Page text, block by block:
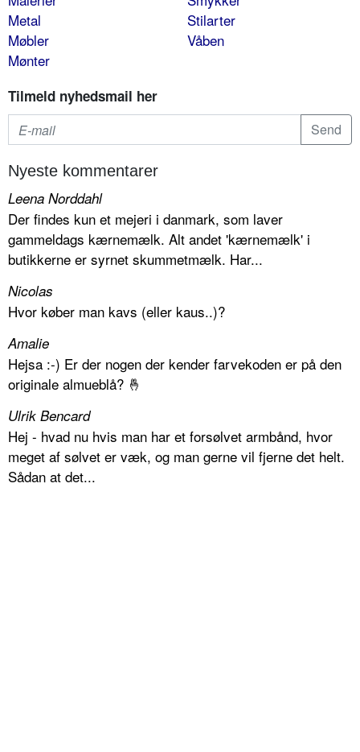
Metal
Møbler
Mønter
Stilarter
Våben
Tilmeld nyhedsmail her
Nyeste kommentarer
Leena Norddahl
Der findes kun et mejeri i danmark, som laver
gammeldags kærnemælk. Alt andet 'kærnemælk' i
butikkerne er syrnet skummetmælk. Har...
Nicolas
Hvor køber man kavs (eller kaus..)?
Amalie
Hejsa :-) Er der nogen der kender farvekoden er på den
originale almueblå? 🤞
Ulrik Bencard
Hej - hvad nu hvis man har et forsølvet armbånd, hvor
meget af sølvet er væk, og man gerne vil fjerne det helt.
Sådan at det...